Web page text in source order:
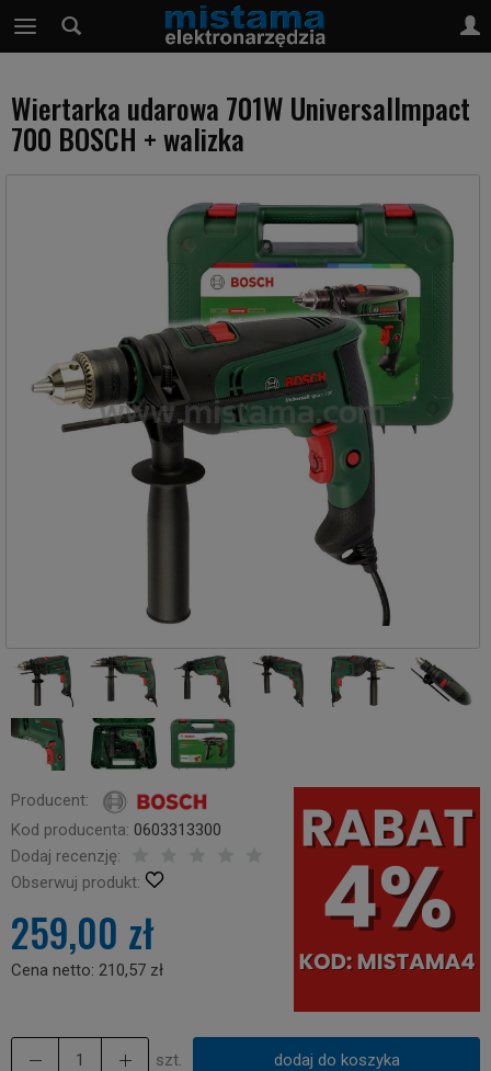
Wiertarka udarowa 701W UniversalImpact
700 BOSCH + walizka
Producent:
Kod producenta: 0603313300
Dodaj recenzję:
Obserwuj produkt:
259,00 zł
Cena netto: 210,57 zł
szt. dodaj do koszyka